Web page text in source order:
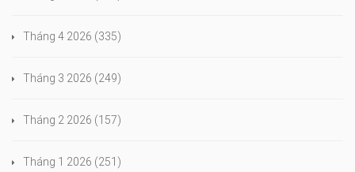
Tháng 4 2026 (335)
Tháng 3 2026 (249)
Tháng 2 2026 (157)
Tháng 1 2026 (251)